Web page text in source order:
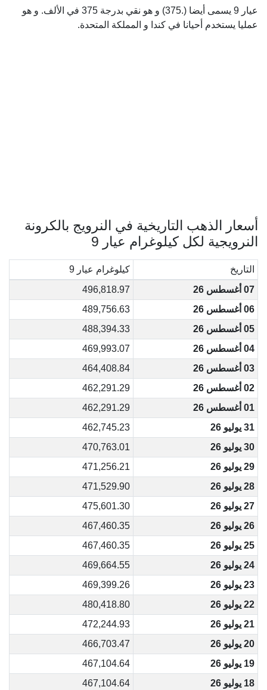
عيار 9 يسمى أيضا (.375) و هو نقي بدرجة 375 في الألف. و هو
عمليا يستخدم أحيانا في كندا و المملكة المتحدة.
أسعار الذهب التاريخية في النرويج بالكرونة
النرويجية لكل كيلوغرام عيار 9
التاريخ
كيلوغرام عيار 9
07 أغسطس 26
496,818.97
06 أغسطس 26
489,756.63
05 أغسطس 26
488,394.33
04 أغسطس 26
469,993.07
03 أغسطس 26
464,408.84
02 أغسطس 26
462,291.29
01 أغسطس 26
462,291.29
31 يوليو 26
462,745.23
30 يوليو 26
470,763.01
29 يوليو 26
471,256.21
28 يوليو 26
471,529.90
27 يوليو 26
475,601.30
26 يوليو 26
467,460.35
25 يوليو 26
467,460.35
24 يوليو 26
469,664.55
23 يوليو 26
469,399.26
22 يوليو 26
480,418.80
21 يوليو 26
472,244.93
20 يوليو 26
466,703.47
19 يوليو 26
467,104.64
18 يوليو 26
467,104.64